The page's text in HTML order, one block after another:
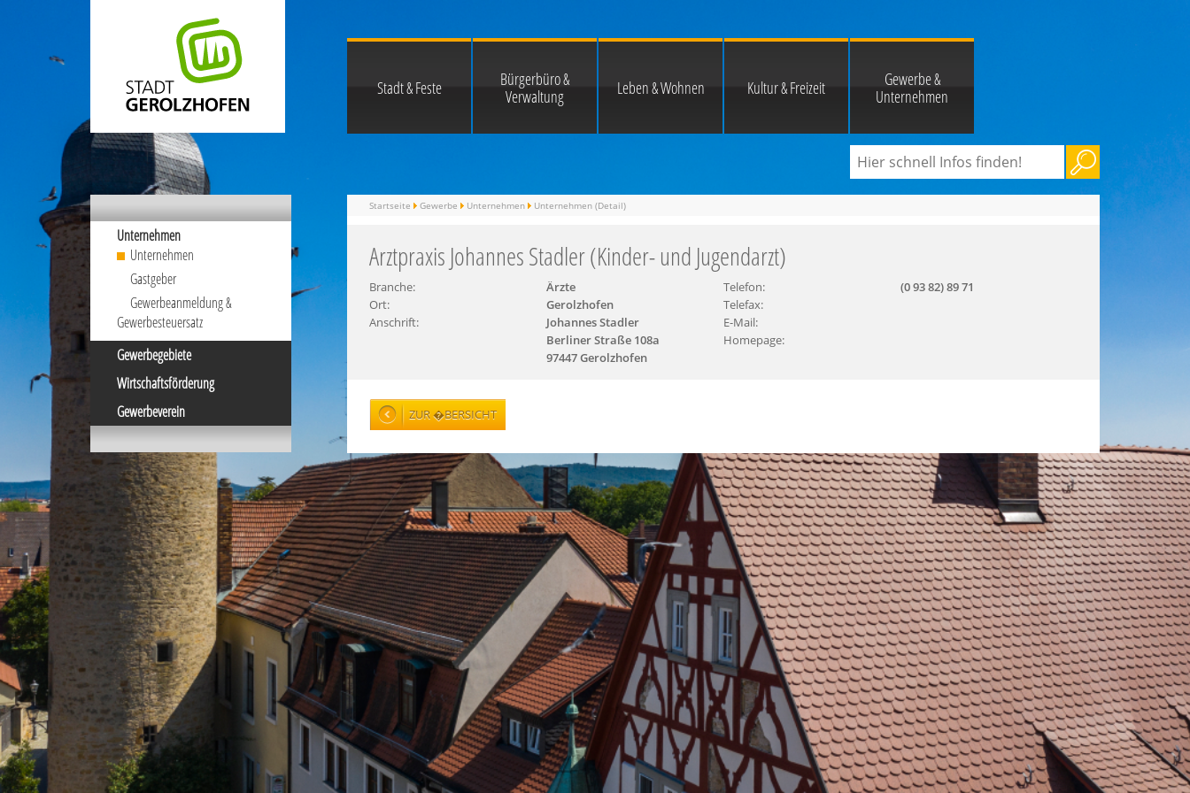
Stadt & Feste
Bürgerbüro &
Verwaltung
Leben & Wohnen Kultur & Freizeit
Gewerbe &
Unternehmen
Unternehmen
Unternehmen
Gastgeber
Gewerbeanmeldung &
Gewerbesteuersatz
Gewerbegebiete
Wirtschaftsförderung
Gewerbeverein
Startseite Gewerbe Unternehmen Unternehmen (Detail)
Arztpraxis Johannes Stadler (Kinder- und Jugendarzt)
Branche: Ärzte Telefon:
(0 93 82) 89 71
Ort:
Gerolzhofen
Telefax:
Anschrift:
Johannes Stadler
Berliner Straße 108a
97447 Gerolzhofen
E-Mail:
Homepage:
ZUR �BERSICHT